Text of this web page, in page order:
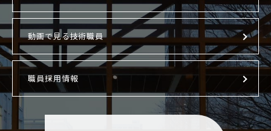
動画で見る技術職員
職員採用情報